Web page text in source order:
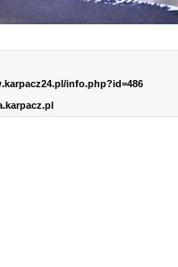
info.php?id=486